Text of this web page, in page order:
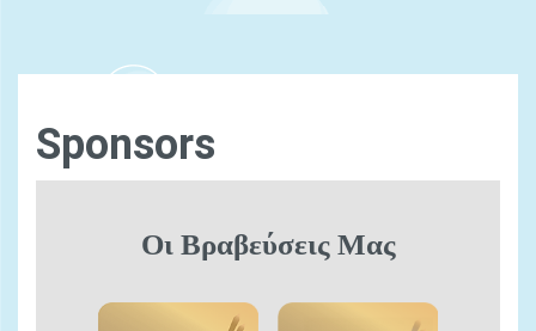
Sponsors
Οι Βραβεύσεις Μας